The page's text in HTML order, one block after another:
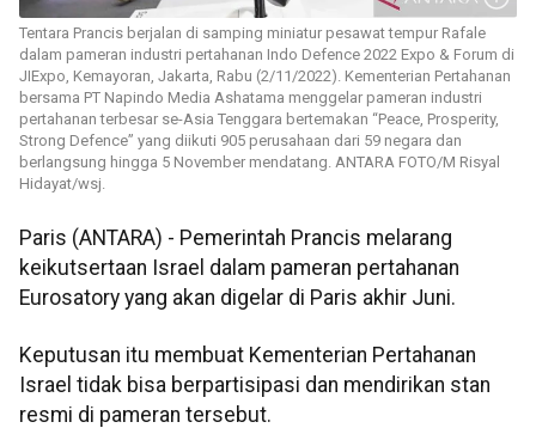
Tentara Prancis berjalan di samping miniatur pesawat tempur Rafale
dalam pameran industri pertahanan Indo Defence 2022 Expo & Forum di
JIExpo, Kemayoran, Jakarta, Rabu (2/11/2022). Kementerian Pertahanan
bersama PT Napindo Media Ashatama menggelar pameran industri
pertahanan terbesar se-Asia Tenggara bertemakan “Peace, Prosperity,
Strong Defence” yang diikuti 905 perusahaan dari 59 negara dan
berlangsung hingga 5 November mendatang. ANTARA FOTO/M Risyal
Hidayat/wsj.
Paris (ANTARA) - Pemerintah Prancis melarang
keikutsertaan Israel dalam pameran pertahanan
Eurosatory yang akan digelar di Paris akhir Juni.
Keputusan itu membuat Kementerian Pertahanan
Israel tidak bisa berpartisipasi dan mendirikan stan
resmi di pameran tersebut.